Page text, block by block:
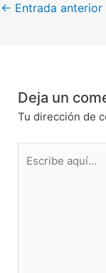
← Entrada anterior
Deja un
Tu dirección de